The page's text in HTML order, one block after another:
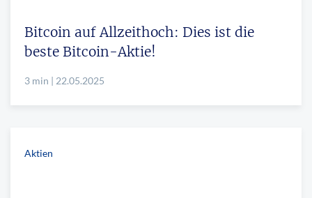
Bitcoin auf Allzeithoch: Dies ist die
beste Bitcoin-Aktie!
3 min | 22.05.2025
Aktien